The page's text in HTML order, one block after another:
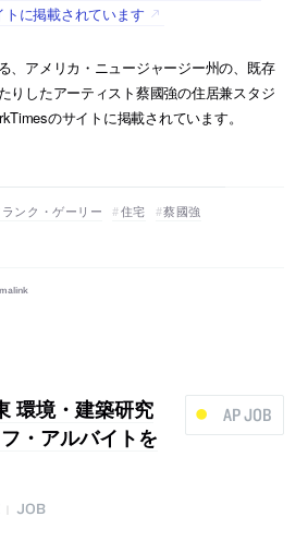
に掲載されています
、アメリカ・ニュージャージー州の、既存
りしたアーティスト蔡國強の住居兼スタジ
のサイトに掲載されています。
ンク・ゲーリー 住宅 蔡國強
AP JOB
環境・建築研究
・アルバイトを
JOB